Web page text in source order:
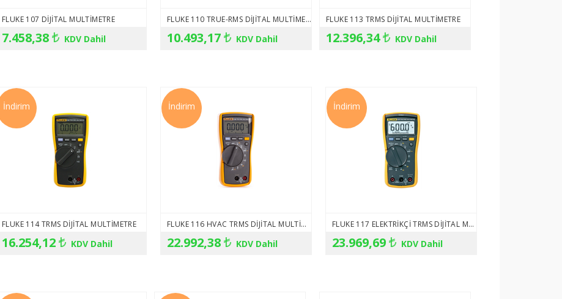
FLUKE 107 DIJITAL MULTIMETRE
7.458,38 KDV Dahil
FLUKE 110 TRUE-RMS DIJITAL MULTIMETRE
10.493,17 KDV Dahil
FLUKE 113 TRMS DIJITAL MULTIMETRE
12.396,34 KDV Dahil
İndirim
FLUKE 114 TRMS DIJITAL MULTIMETRE
16.254,12 KDV Dahil
İndirim
FLUKE 116 HVAC TRMS DIJITAL MULTIMETRE
22.992,38 KDV Dahil
İndirim
FLUKE 117 ELEKTRIKÇI TRMS DIJITAL MULTIMETRESI
23.969,69 KDV Dahil